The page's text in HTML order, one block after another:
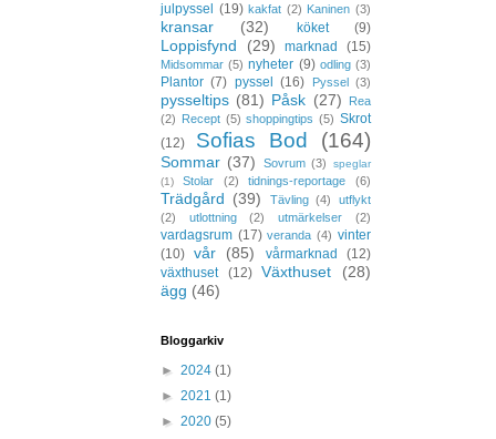
julpyssel
(19) kakfat (2) Kaninen (3)
kransar (32) köket (9)
Loppisfynd (29) marknad (15)
Midsommar (5) nyheter (9) odling (3)
Plantor (7) pyssel (16) Pyssel (3)
pysseltips (81) Påsk (27)
Rea
(2) Recept (5) shoppingtips (5) Skrot
(12)
Sofias Bod (164)
Sommar (37) Sovrum (3)
speglar
(1)
Stolar (2) tidnings-reportage (6)
Trädgård (39) Tävling (4)
utflykt
(2)
utlottning (2) utmärkelser (2)
vardagsrum (17) veranda (4) vinter
(10) vår (85) vårmarknad
(12)
växthuset
(12) Växthuset
(28)
ägg (46)
Bloggarkiv
► 2024 (1)
► 2021 (1)
► 2020 (5)